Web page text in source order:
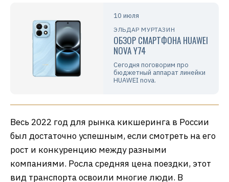
10 июля
ЭЛЬДАР МУРТАЗИН
ОБЗОР СМАРТФОНА HUAWEI
NOVA Y74
Сегодня поговорим про
бюджетный аппарат линейки
HUAWEI nova.
Весь 2022 год для рынка кикшеринга в России
был достаточно успешным, если смотреть на его
рост и конкуренцию между разными
компаниями. Росла средняя цена поездки, этот
вид транспорта освоили многие люди. В